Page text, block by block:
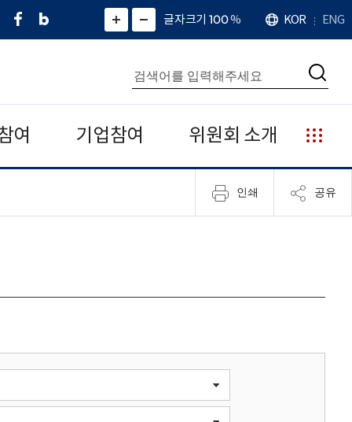
페
네
그
)
화
면
면
소
확
대
치
글자크기 100%
언
어
KOR ENG
통
합
검
색
검
여 기업참여 위원회 소개
누
리
집
안
인쇄 공유